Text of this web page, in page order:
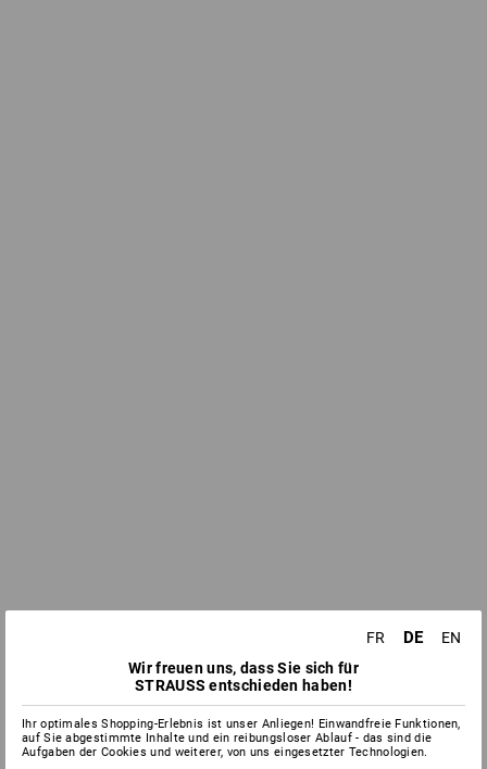
FR DE
EN
Wir freuen uns, dass Sie sich für
STRAUSS entschieden haben!
Ihr optimales Shopping-Erlebnis ist unser Anliegen! Einwandfreie Funktionen,
auf Sie abgestimmte Inhalte und ein reibungsloser Ablauf - das sind die
Aufgaben der Cookies und weiterer, von uns eingesetzter Technologien.